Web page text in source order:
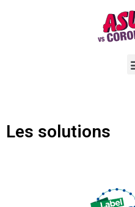
Les solutions